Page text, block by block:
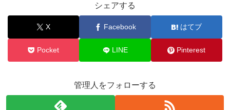
シェアする
X Facebook はてブ
Pocket LINE Pinterest
管理人をフォローする